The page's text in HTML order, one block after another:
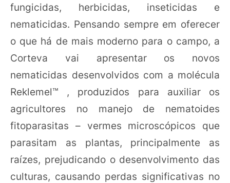
fungicidas, herbicidas, inseticidas e
nematicidas. Pensando sempre em oferecer
o que há de mais moderno para o campo, a
Corteva vai apresentar os novos
nematicidas desenvolvidos com a molécula
Reklemel™ , produzidos para auxiliar os
agricultores no manejo de nematoides
fitoparasitas – vermes microscópicos que
parasitam as plantas, principalmente as
raízes, prejudicando o desenvolvimento das
culturas, causando perdas significativas no